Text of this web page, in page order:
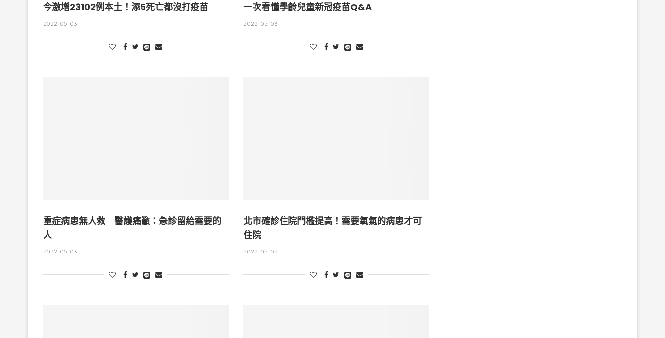
今激增23102例本土！添5死亡都沒打疫苗
2022-05-03
一次看懂學齡兒童新冠疫苗Q&A
2022-05-03
重症病患無人救 醫護痛籲：急診留給需要的
人
2022-05-03
北市確診住院門檻提高！需要氧氣的病患才可
住院
2022-05-02